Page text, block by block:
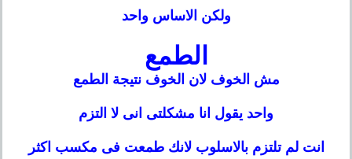
ولكن الاساس واحد
الطمع
مش الخوف لان الخوف نتيجة الطمع
واحد يقول انا مشكلتى انى لا التزم
انت لم تلتزم بالاسلوب لانك طمعت فى مكسب اكثر